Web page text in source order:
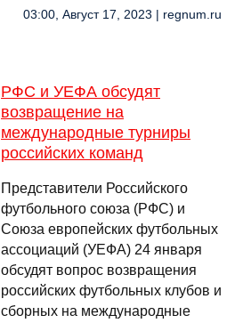
03:00, Август 17, 2023 | regnum.ru
РФС и УЕФА обсудят
возвращение на
международные турниры
российских команд
Представители Российского
футбольного союза (РФС) и
Союза европейских футбольных
ассоциаций (УЕФА) 24 января
обсудят вопрос возвращения
российских футбольных клубов и
сборных на международные